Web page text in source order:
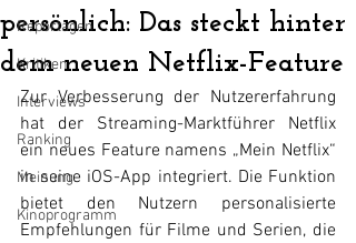
Reportagen
Kritiken
Interviews
Ranking
Meinung
Kinoprogramm
persönlich: Das steckt hinter
dem neuen Netflix-Feature
Zur Verbesserung der Nutzererfahrung
hat der Streaming-Marktführer Netflix
ein neues Feature namens „Mein Netflix“
in seine iOS-App integriert. Die Funktion
bietet den Nutzern personalisierte
Empfehlungen für Filme und Serien, die